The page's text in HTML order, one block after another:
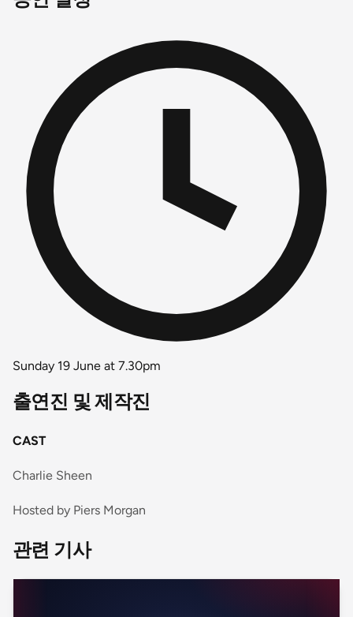
Sunday 19 June at 7.30pm
출연진 및 제작진
CAST
Charlie Sheen
Hosted by Piers Morgan
관련 기사